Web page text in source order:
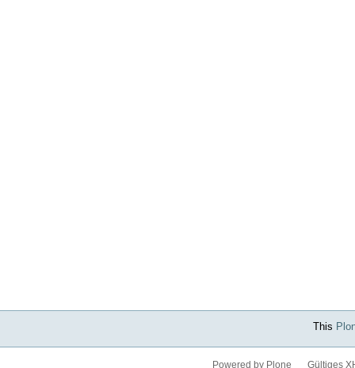
This
Powered by Plone Gültiges